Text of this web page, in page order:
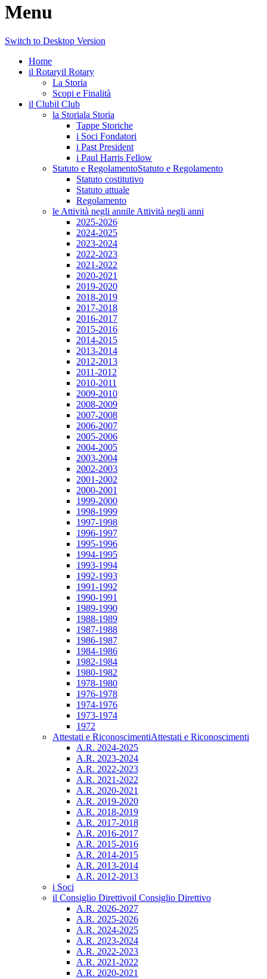
Menu
Switch to Desktop Version
Home
il Rotaryil Rotary
La Storia
Scopi e Finalità
il Clubil Club
la Storiala Storia
Tappe Storiche
i Soci Fondatori
i Past President
i Paul Harris Fellow
Statuto e RegolamentoStatuto e Regolamento
Statuto costitutivo
Statuto attuale
Regolamento
le Attività negli annile Attività negli anni
2025-2026
2024-2025
2023-2024
2022-2023
2021-2022
2020-2021
2019-2020
2018-2019
2017-2018
2016-2017
2015-2016
2014-2015
2013-2014
2012-2013
2011-2012
2010-2011
2009-2010
2008-2009
2007-2008
2006-2007
2005-2006
2004-2005
2003-2004
2002-2003
2001-2002
2000-2001
1999-2000
1998-1999
1997-1998
1996-1997
1995-1996
1994-1995
1993-1994
1992-1993
1991-1992
1990-1991
1989-1990
1988-1989
1987-1988
1986-1987
1984-1986
1982-1984
1980-1982
1978-1980
1976-1978
1974-1976
1973-1974
1972
Attestati e RiconoscimentiAttestati e Riconoscimenti
A.R. 2024-2025
A.R. 2023-2024
A.R. 2022-2023
A.R. 2021-2022
A.R. 2020-2021
A.R. 2019-2020
A.R. 2018-2019
A.R. 2017-2018
A.R. 2016-2017
A.R. 2015-2016
A.R. 2014-2015
A.R. 2013-2014
A.R. 2012-2013
i Soci
il Consiglio Direttivoil Consiglio Direttivo
A.R. 2026-2027
A.R. 2025-2026
A.R. 2024-2025
A.R. 2023-2024
A.R. 2022-2023
A.R. 2021-2022
A.R. 2020-2021